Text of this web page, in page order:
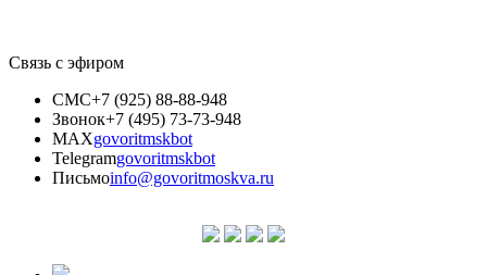
Связь с эфиром
СМС+7 (925) 88-88-948
Звонок+7 (495) 73-73-948
MAXgovoritmskbot
Telegramgovoritmskbot
Письмоinfo@govoritmoskva.ru